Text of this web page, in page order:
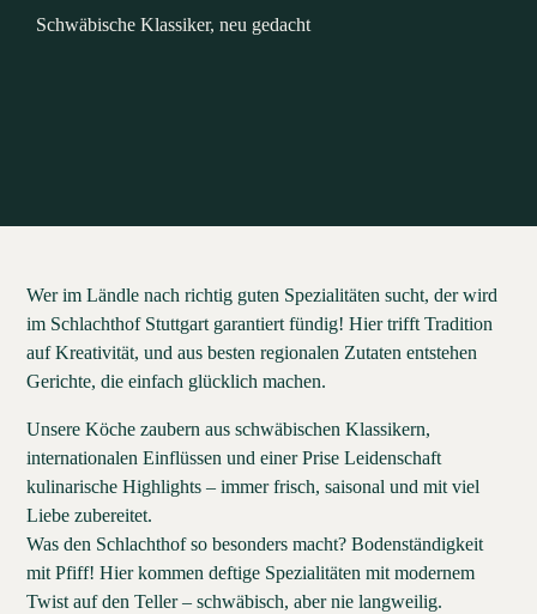
Schwäbische Klassiker, neu gedacht
Wer im Ländle nach richtig guten Spezialitäten sucht, der wird
im Schlachthof Stuttgart garantiert fündig! Hier trifft Tradition
auf Kreativität, und aus besten regionalen Zutaten entstehen
Gerichte, die einfach glücklich machen.
Unsere Köche zaubern aus schwäbischen Klassikern,
internationalen Einflüssen und einer Prise Leidenschaft
kulinarische Highlights – immer frisch, saisonal und mit viel
Liebe zubereitet.
Was den Schlachthof so besonders macht? Bodenständigkeit
mit Pfiff! Hier kommen deftige Spezialitäten mit modernem
Twist auf den Teller – schwäbisch, aber nie langweilig.